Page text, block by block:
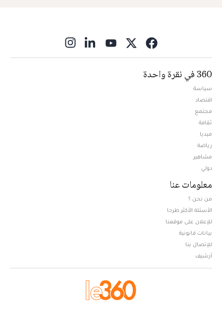
360 في نقرة واحدة
سياسة
اقتصاد
مجتمع
ثقافة
ميديا
رياضة
مشاهير
دولي
معلومات عنا
من نحن ؟
الأسئلة الأكثر طرحا
للإعلان على موقعنا
بيانات قانونية
للإتصال بنا
أرشيف